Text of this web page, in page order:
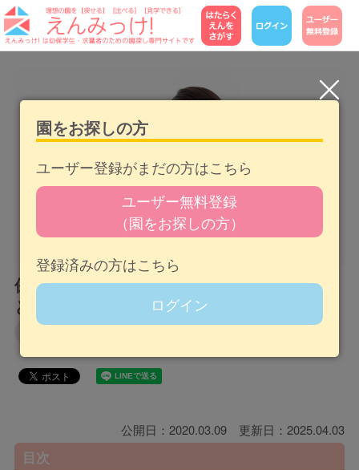
保育士や幼稚園教諭が抱えるストレスの原因
と解消法を解説
公開日：2020.03.09 更新日：2025.04.03
目次
園をお探しの方
ユーザー登録がまだの方はこちら
ユーザー無料登録
（園をお探しの方）
登録済みの方はこちら
ログイン